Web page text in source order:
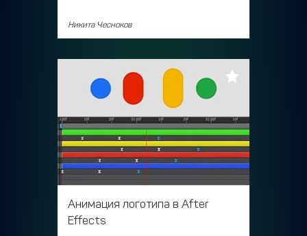
Никита Чесноков
Анимация логотипа в After
Effects